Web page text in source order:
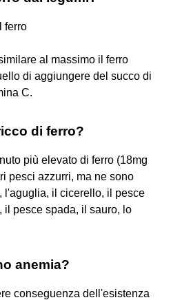
ferro
al massimo il ferro
di aggiungere del succo di
C.
di ferro?
più elevato di ferro (18mg
pesci azzurri, ma ne sono
l'aguglia, il cicerello, il pesce
pesce spada, il sauro, lo
anemia?
conseguenza dell'esistenza